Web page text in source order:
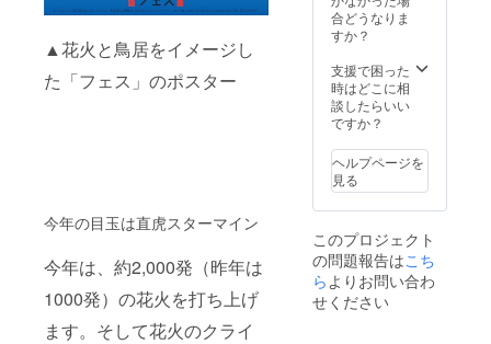
▲花火と鳥居をイメージし
た「フェス」のポスター
今年の目玉は直虎スターマイン
今年は、約2,000発（昨年は
1000発）の花火を打ち上げ
ます。そして花火のクライ
合どうなりま
すか？
支援で困った
時はどこに相
談したらいい
ですか？
ヘルプページを
見る
このプロジェクト
の問題報告はこち
ら よりお問い合わ
せください